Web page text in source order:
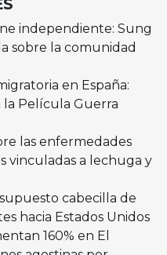
independiente: Sung
sobre la comunidad
en España:
Película Guerra
las enfermedades
vinculadas a lechuga y
cabecilla de
hacia Estados Unidos
160% en El